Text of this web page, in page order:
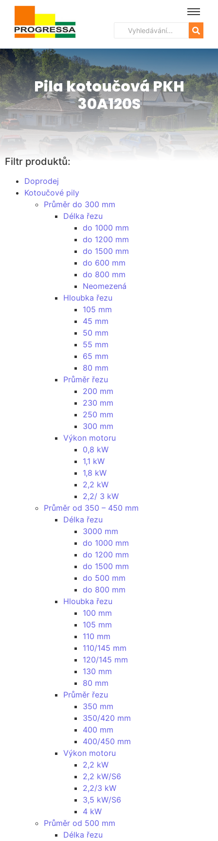
Pila kotoučová PKH
30A120S
Filtr produktů:
Doprodej
Kotoučové pily
Průměr do 300 mm
Délka řezu
do 1000 mm
do 1200 mm
do 1500 mm
do 600 mm
do 800 mm
Neomezená
Hloubka řezu
105 mm
45 mm
50 mm
55 mm
65 mm
80 mm
Průměr řezu
200 mm
230 mm
250 mm
300 mm
Výkon motoru
0,8 kW
1,1 kW
1,8 kW
2,2 kW
2,2/ 3 kW
Průměr od 350 – 450 mm
Délka řezu
3000 mm
do 1000 mm
do 1200 mm
do 1500 mm
do 500 mm
do 800 mm
Hloubka řezu
100 mm
105 mm
110 mm
110/145 mm
120/145 mm
130 mm
80 mm
Průměr řezu
350 mm
350/420 mm
400 mm
400/450 mm
Výkon motoru
2,2 kW
2,2 kW/S6
2,2/3 kW
3,5 kW/S6
4 kW
Průměr od 500 mm
Délka řezu